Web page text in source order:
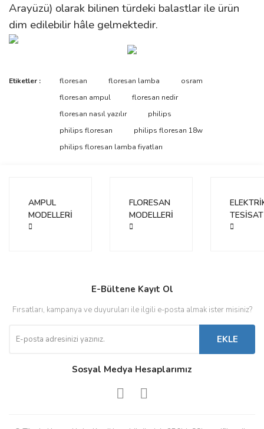
Arayüzü) olarak bilinen türdeki balastlar ile ürün
dim edilebilir hâle gelmektedir.
Bu ürüne ilk yorumu siz yapın!
Yorum Yaz
Bu ürünün fiyat bilgisi, resim, ürün açıklamalarında ve diğer
tarafımıza iletebilirsiniz.
Görüş ve önerileriniz için teşekkür ederiz.
Ürün resmi kalitesiz, bozuk veya görüntülenemiyor.
Bu ürüne benzer farklı alternatifler olmalı.
Gönder
Etiketler : floresan floresan lamba
osram
floresan ampul
floresan nedir
floresan nasıl yazılır
philips
philips floresan
philips floresan 18w
philips floresan lamba fiyatları
AMPUL
MODELLERİ
FLORESAN
MODELLERİ
TESİSAT
E-Bültene Kayıt Ol
Fırsatları, kampanya ve duyuruları ile ilgili e-posta almak ister misiniz?
EKLE
Sosyal Medya Hesaplarımız